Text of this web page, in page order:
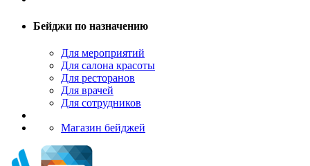
Бейджи по назначению
Для мероприятий
Для салона красоты
Для ресторанов
Для врачей
Для сотрудников
Магазин бейджей